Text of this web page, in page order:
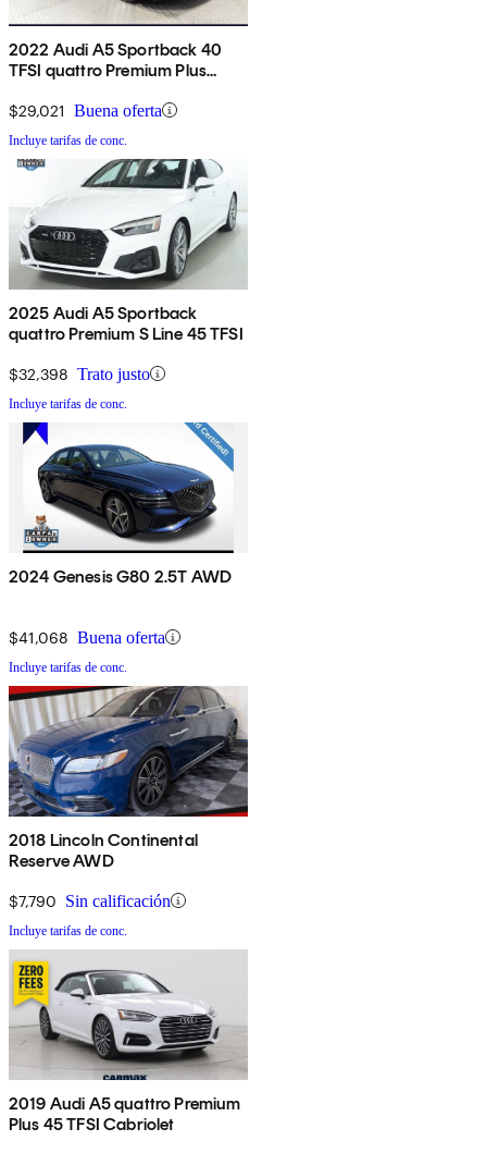
2022 Audi A5 Sportback 40
TFSI quattro Premium Plus
$29,021 Buena oferta
Incluye tarifas de conc.
2025 Audi A5 Sportback
quattro Premium S Line 45 TFSI
$32,398 Trato justo
Incluye tarifas de conc.
2024 Genesis G80 2.5T AWD
$41,068 Buena oferta
Incluye tarifas de conc.
2018 Lincoln Continental
Reserve AWD
$7,790 Sin calificación
Incluye tarifas de conc.
2019 Audi A5 quattro Premium
Plus 45 TFSI Cabriolet